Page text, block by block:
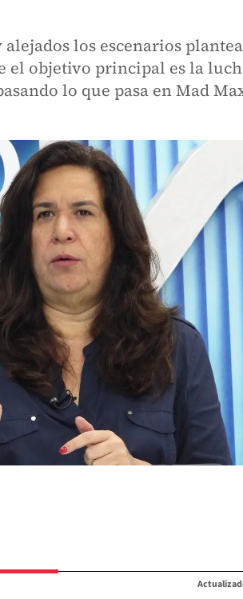
los escenarios
el objetivo principal es la
lo que pasa en Mad